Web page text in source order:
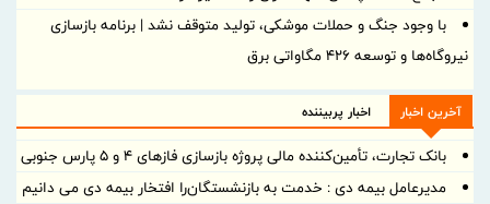
با وجود جنگ و حملات موشکی، تولید متوقف نشد | برنامه بازسازی
نیروگاه‌ها و توسعه ۴۲۶ مگاواتی برق
آخرین اخبار اخبار پربیننده
بانک تجارت، تأمین‌کننده مالی پروژه بازسازی فازهای ۴ و ۵ پارس جنوبی
مدیرعامل بیمه دی : خدمت به بازنشستگان‌را افتخار بیمه دی می دانیم